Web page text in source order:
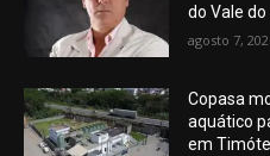
do Vale do
agosto 7,
Copasa
aquático
em